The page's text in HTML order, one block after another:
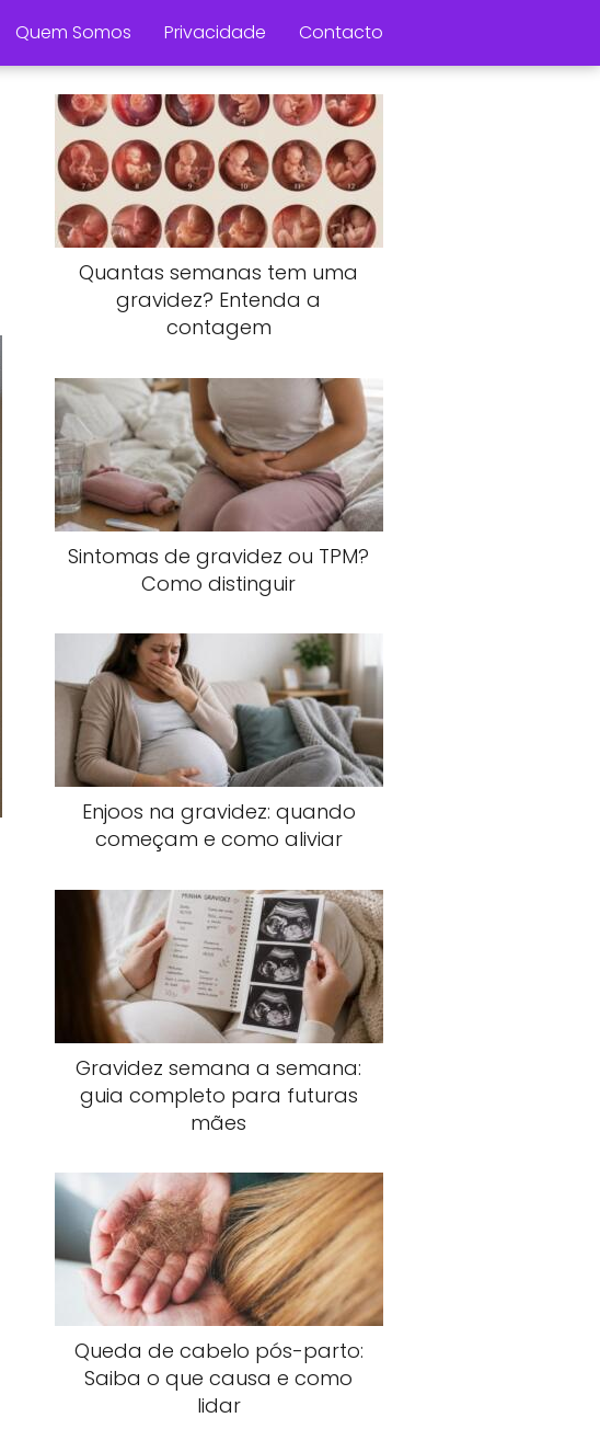
Quem Somos Privacidade Contacto
Quantas semanas tem uma
gravidez? Entenda a
contagem
Sintomas de gravidez ou TPM?
Como distinguir
Enjoos na gravidez: quando
começam e como aliviar
Gravidez semana a semana:
guia completo para futuras
mães
Queda de cabelo pós-parto:
Saiba o que causa e como
lidar